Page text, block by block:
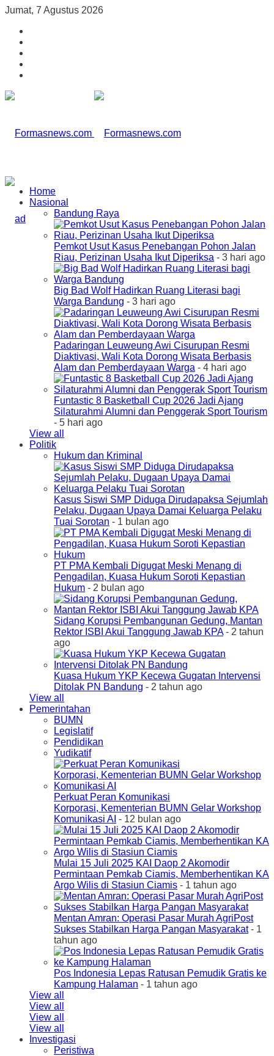
Jumat, 7 Agustus 2026
Home
Nasional
Bandung Raya
Pemkot Usut Kasus Penebangan Pohon Jalan
Riau, Perizinan Usaha Ikut Diperiksa - 3 hari ago
Big Bad Wolf Hadirkan Ruang Literasi bagi
Warga Bandung - 3 hari ago
Padaringan Leuweung Awi Cisurupan Resmi
Diaktivasi, Wali Kota Dorong Wisata Berbasis
Alam dan Pemberdayaan Warga - 4 hari ago
Funtastic 8 Basketball Cup 2026 Jadi Ajang
Silaturahmi Alumni dan Penggerak Sport Tourism
- 5 hari ago
View all
Politik
Hukum dan Kriminal
Kasus Siswi SMP Diduga Dirudapaksa Sejumlah
Pelaku, Dugaan Upaya Damai Keluarga Pelaku
Tuai Sorotan - 1 bulan ago
PT PMA Kembali Digugat Meski Menang di
Pengadilan, Kuasa Hukum Soroti Kepastian
Hukum - 2 bulan ago
Sidang Korupsi Pembangunan Gedung, Mantan
Rektor ISBI Akui Tanggung Jawab KPA- 2 tahun
ago
Kuasa Hukum YKP Kecewa Gugatan Intervensi
Ditolak PN Bandung - 2 tahun ago
View all
Pemerintahan
BUMN
Legislatif
Pendidikan
Yudikatif
Perkuat Peran Komunikasi
Korporasi, Kementerian BUMN Gelar Workshop
Komunikasi AI - 12 bulan ago
Mulai 15 Juli 2025 KAI Daop 2 Akomodir
Permintaan Pemkab Ciamis, Memberhentikan KA
Argo Wilis di Stasiun Ciamis - 1 tahun ago
Mentan Amran: Operasi Pasar Murah AgriPost
Sukses Stabilkan Harga Pangan Masyarakat- 1
tahun ago
Pos Indonesia Lepas Ratusan Pemudik Gratis ke
Kampung Halaman - 1 tahun ago
View all
View all
View all
View all
Investigasi
Peristiwa